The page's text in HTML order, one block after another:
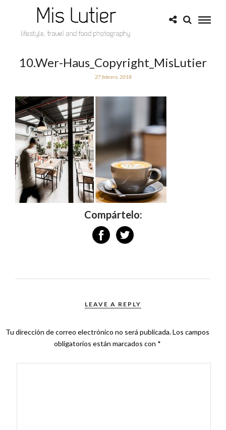
10.Wer-Haus_Copyright_MisLutier
27 febrero, 2018
Compártelo:
LEAVE A REPLY
Tu dirección de correo electrónico no será publicada.Los campos
obligatorios están marcados con *